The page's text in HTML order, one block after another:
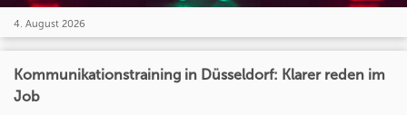
4. August 2026
Kommunikationstraining in Düsseldorf: Klarer reden im
Job